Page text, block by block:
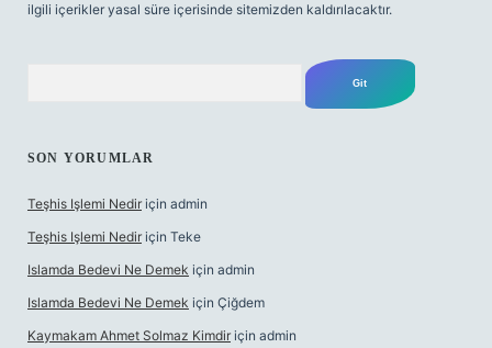
ilgili içerikler yasal süre içerisinde sitemizden kaldırılacaktır.
SON YORUMLAR
Teşhis Işlemi Nedir için admin
Teşhis Işlemi Nedir için Teke
Islamda Bedevi Ne Demek için admin
Islamda Bedevi Ne Demek için Çiğdem
Kaymakam Ahmet Solmaz Kimdir için admin